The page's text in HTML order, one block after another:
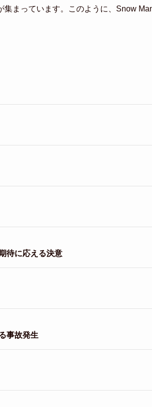
集まっています。このように、Snow
待に応える決意
事故発生